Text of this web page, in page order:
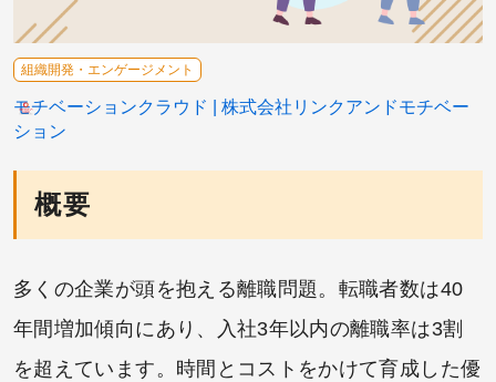
概要
多くの企業が頭を抱える離職問題。転職者数は40
年間増加傾向にあり、入社3年以内の離職率は3割
を超えています。時間とコストをかけて育成した優
組織開発・エンゲージメント
モチベーションクラウド
株式会社リンクアンドモチベー
ション